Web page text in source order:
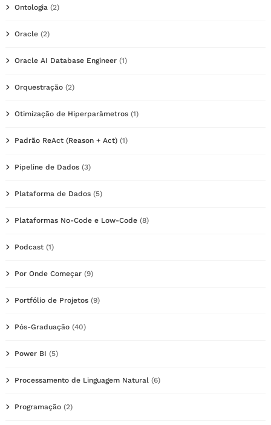
Ontologia (2)
Oracle (2)
Oracle AI Database Engineer (1)
Orquestração (2)
Otimização de Hiperparâmetros (1)
Padrão ReAct (Reason + Act) (1)
Pipeline de Dados (3)
Plataforma de Dados (5)
Plataformas No-Code e Low-Code (8)
Podcast (1)
Por Onde Começar (9)
Portfólio de Projetos (9)
Pós-Graduação (40)
Power BI (5)
Processamento de Linguagem Natural (6)
Programação (2)